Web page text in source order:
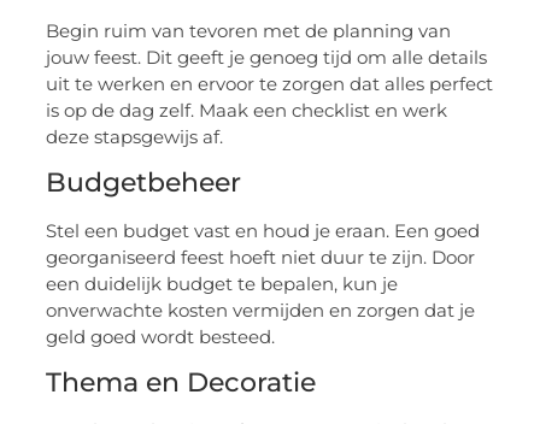
Begin ruim van tevoren met de planning van
jouw feest. Dit geeft je genoeg tijd om alle details
uit te werken en ervoor te zorgen dat alles perfect
is op de dag zelf. Maak een checklist en werk
deze stapsgewijs af.
Budgetbeheer
Stel een budget vast en houd je eraan. Een goed
georganiseerd feest hoeft niet duur te zijn. Door
een duidelijk budget te bepalen, kun je
onverwachte kosten vermijden en zorgen dat je
geld goed wordt besteed.
Thema en Decoratie